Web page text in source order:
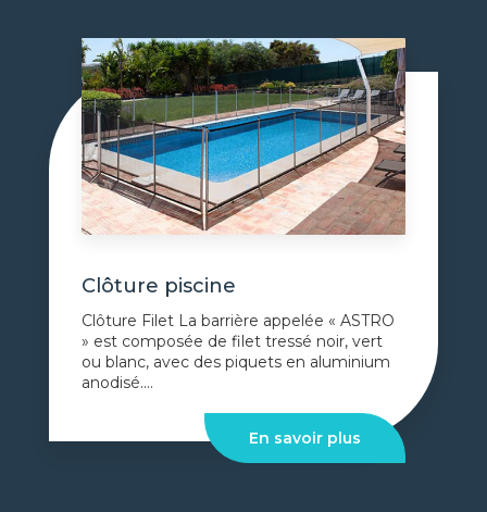
Clôture piscine
Clôture Filet La barrière appelée « ASTRO
» est composée de filet tressé noir, vert
ou blanc, avec des piquets en aluminium
anodisé....
En savoir plus